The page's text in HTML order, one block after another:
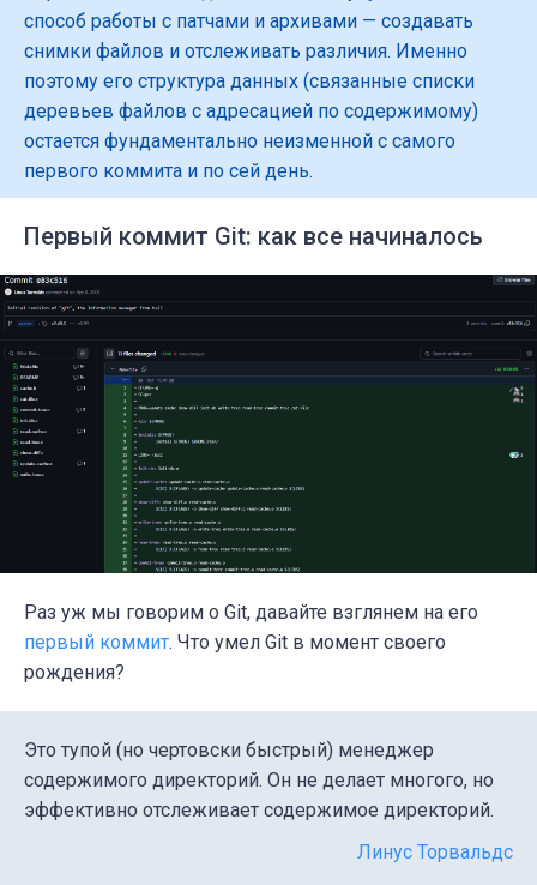
способ работы с патчами и архивами — создавать
снимки файлов и отслеживать различия. Именно
поэтому его структура данных (связанные списки
деревьев файлов с адресацией по содержимому)
остается фундаментально неизменной с самого
первого коммита и по сей день.
Первый коммит Git: как все начиналось
Раз уж мы говорим о Git, давайте взглянем на его
первый коммит. Что умел Git в момент своего
рождения?
Это тупой (но чертовски быстрый) менеджер
содержимого директорий. Он не делает многого, но
эффективно отслеживает содержимое директорий.
Линус Торвальдс